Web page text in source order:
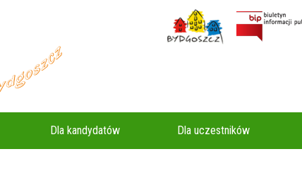
Dla kandydatów Dla uczestników